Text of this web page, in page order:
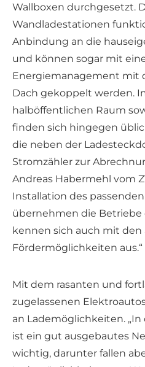
Wallboxen durchgesetzt.
Wandladestationen
Anbindung an die
und können sogar mit
Energiemanagement mit
Dach gekoppelt werden.
halböffentlichen Raum
finden sich hingegen
die neben der
Stromzähler zur
Andreas Habermehl vom
Installation des
übernehmen die Betriebe
kennen sich auch mit den
Fördermöglichkeiten aus.“
Mit dem rasanten und
zugelassenen
an Lademöglichkeiten.
ist ein gut ausgebautes
wichtig, darunter fallen